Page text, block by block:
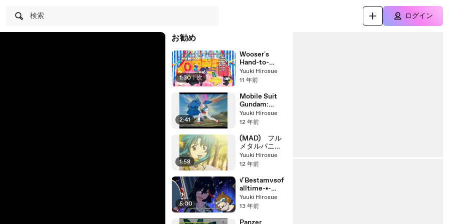
検索 ログイン
お勧め
1:30 | 次
Wooser's
Hand-to-
Mouth Life:
Mugen-hen -
Yuuki Hirosue
11 年前
2:41
Mobile Suit
Gundam:
Soldiers of
Sorrow -
戦士ガンダム
Ⅱ 哀・戦士
～ダイジェス
ト～
Yuuki Hirosue
12 年前
1:58
(MAD) フル
メタルパニッ
ク? ふもっ
ふ Full
Fumoffu
Yuuki Hirosue
12 年前
5:00
√Bestamvsof
alltime-▪-
Animegraphy-
2013-
sUg8_youtub
Yuuki Hirosue
13 年前